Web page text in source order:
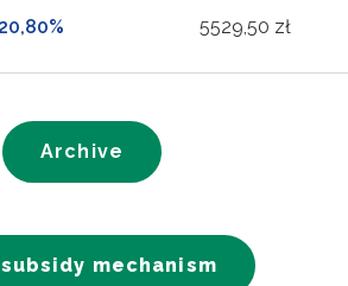
20,80% 5529,50 zł
Archive
mechanism